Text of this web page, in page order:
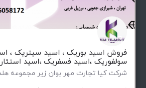
فروش اسید بوریک ، اسید سیتریک ،
سولفوریک ،اسید فسفریک ،اسید